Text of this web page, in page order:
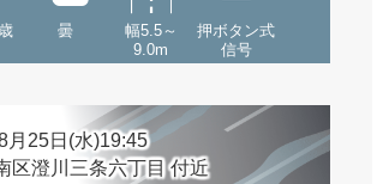
曇
幅5.5～
9.0m
押ボタン式
信号
月25日(水)19:45
区澄川三条六丁目 付近